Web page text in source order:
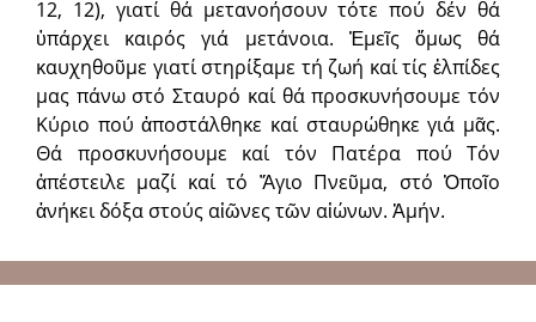
12, 12), γιατί θά μετανοήσουν τότε πού δέν θά
ὑπάρχει καιρός γιά μετάνοια. Ἐμεῖς ὅμως θά
καυχηθοῦμε γιατί στηρίξαμε τή ζωή καί τίς ἐλπίδες
μας πάνω στό Σταυρό καί θά προσκυνήσουμε τόν
Κύριο πού ἀποστάλθηκε καί σταυρώθηκε γιά μᾶς.
Θά προσκυνήσουμε καί τόν Πατέρα πού Τόν
ἀπέστειλε μαζί καί τό Ἅγιο Πνεῦμα, στό Ὁποῖο
ἀνήκει δόξα στούς αἰῶνες τῶν αἰώνων. Ἀμήν.